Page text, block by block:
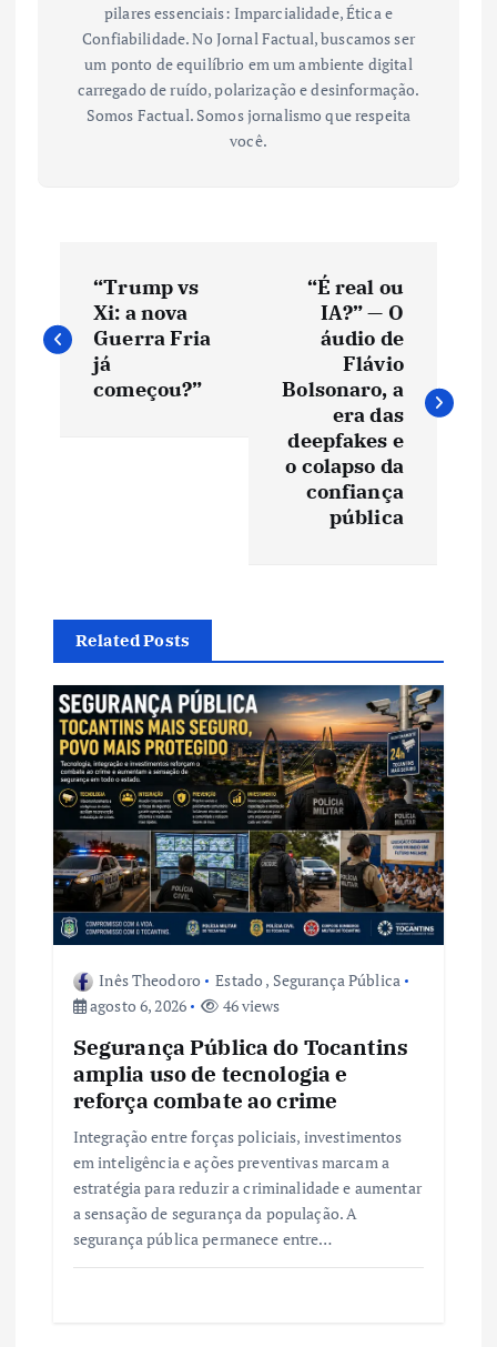
pilares essenciais: Imparcialidade, Ética e
Confiabilidade. No Jornal Factual, buscamos ser
um ponto de equilíbrio em um ambiente digital
carregado de ruído, polarização e desinformação.
Somos Factual. Somos jornalismo que respeita
você.
a
ã
o
d
e
P
o
“Trump vs
Xi: a nova
Guerra Fria
já
começou?”
“É real ou
IA?” — O
áudio de
Flávio
Bolsonaro, a
era das
deepfakes e
o colapso da
confiança
pública
Related Posts
Inês Theodoro Estado , Segurança Pública
agosto 6, 2026
46 views
Segurança Pública do Tocantins
amplia uso de tecnologia e
reforça combate ao crime
Integração entre forças policiais, investimentos
em inteligência e ações preventivas marcam a
estratégia para reduzir a criminalidade e aumentar
a sensação de segurança da população. A
segurança pública permanece entre…